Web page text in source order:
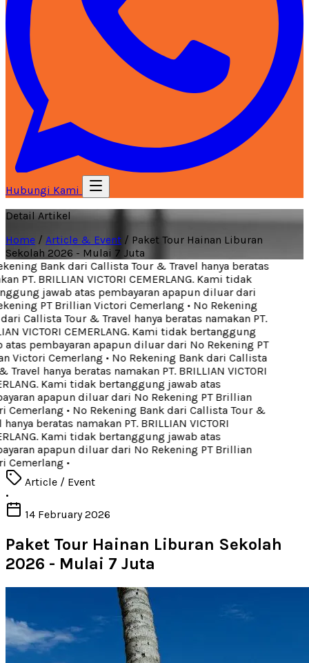
Hubungi Kami
Detail Artikel
Home / Article & Event / Paket Tour Hainan Liburan
Sekolah 2026 - Mulai 7 Juta
Bank dari Callista Tour & Travel hanya beratas
PT. BRILLIAN VICTORI CEMERLANG. Kami tidak
jawab atas pembayaran apapun diluar dari
PT Brillian Victori Cemerlang• No Rekening
Callista Tour & Travel hanya beratas namakan PT.
VICTORI CEMERLANG. Kami tidak bertanggung
pembayaran apapun diluar dari No Rekening PT
Victori Cemerlang• No Rekening Bank dari Callista
hanya beratas namakan PT. BRILLIAN VICTORI
Kami tidak bertanggung jawab atas
apapun diluar dari No Rekening PT Brillian
Cemerlang• No Rekening Bank dari Callista Tour &
beratas namakan PT. BRILLIAN VICTORI
Kami tidak bertanggung jawab atas
apapun diluar dari No Rekening PT Brillian
Cemerlang•
Article / Event
•
14 February 2026
Paket Tour Hainan Liburan Sekolah
2026 - Mulai 7 Juta